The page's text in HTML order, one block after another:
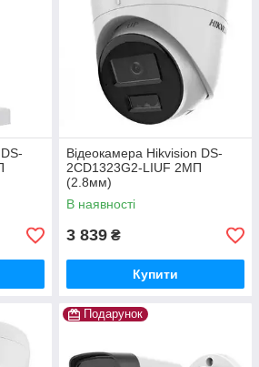
Відеокамера Hikvision DS-
2CD1323G2-LIUF 2МП
(2.8мм)
В наявності
3 839 ₴
Купити
Подарунок